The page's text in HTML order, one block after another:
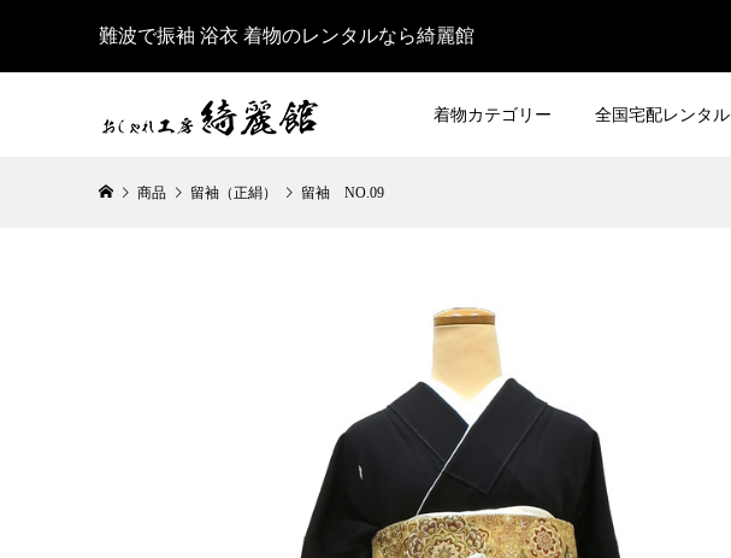
難波で振袖 浴衣 着物のレンタルなら綺麗館
着物カテゴリー 全国宅配レンタル
¥27,500
【正絹】訪問着 NO.02-0098
¥24,200
商品 留袖（正絹） 留袖 NO.09